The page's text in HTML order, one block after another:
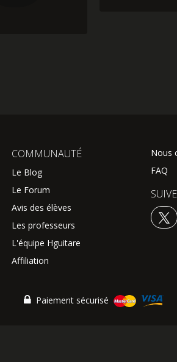
COMMUNAUTÉ
Le Blog
Le Forum
Avis des élèves
Les professeurs
L'équipe Hguitare
Affiliation
Nous
FAQ
Paiement sécurisé